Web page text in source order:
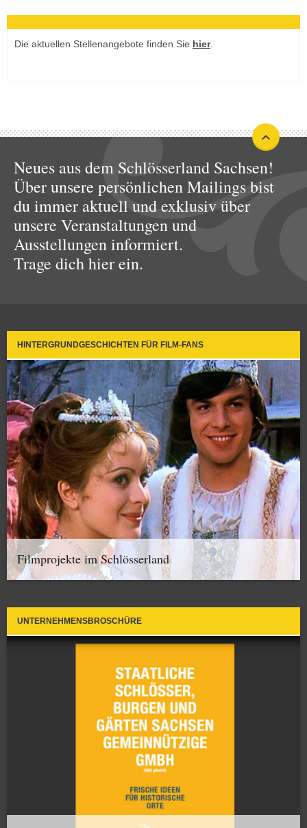
Die aktuellen Stellenangebote finden Sie hier.
Neues aus dem Schlösserland Sachsen!
Über unsere persönlichen Mailings bist
du immer aktuell und exklusiv über
unsere Veranstaltungen und
Ausstellungen informiert.
Trage dich hier ein.
HINTERGRUNDGESCHICHTEN FÜR FILM-FANS
Filmprojekte im Schlösserland
UNTERNEHMENSBROSCHÜRE